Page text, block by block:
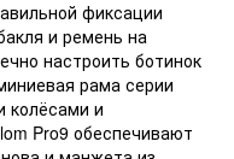
фиксации
и ремень на
настроить ботинок
рама серии
колёсами и
Pro9 обеспечивают